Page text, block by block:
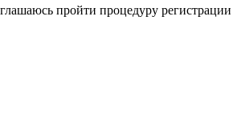
пройти процедуру